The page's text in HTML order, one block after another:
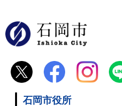
石岡市役所